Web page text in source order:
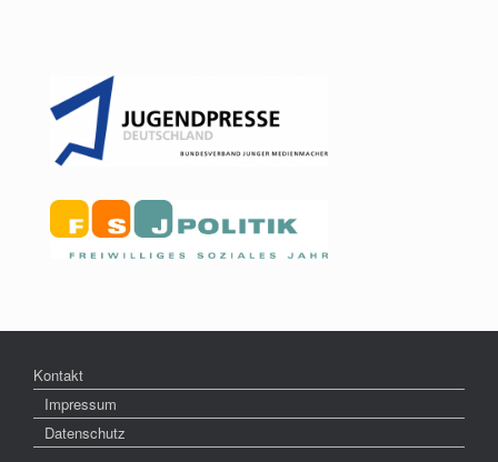
Kontakt
Impressum
Datenschutz